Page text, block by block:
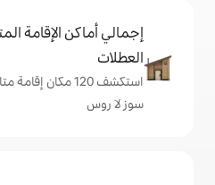
المتاحة للإيجار لقضاء
120 مكان إقامة متاحًا للإيجار لقضاء العطلات في